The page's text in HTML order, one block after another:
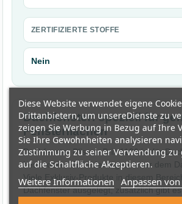
ZERTIFIZIERTE STOFFE
Nein
Dachfenster: speziell für
Fensterflächen
Dachfenster Plissee Brix 1106 ist für
besonderen Anforderungen unter dem
Viele Exklusiv-Produkte in diesem
Dachfenster ausgelegt; zusätzlich gibt es
Diese Website verwendet eigene
Drittanbietern, um unsereDienste zu
zeigen Sie Werbung in Bezug auf Ihre
Sie Ihre Gewohnheiten analysieren
Zustimmung zu seiner Verwendung zu
auf die Schaltfläche Akzeptieren.
Weitere Informationen Anpassen von